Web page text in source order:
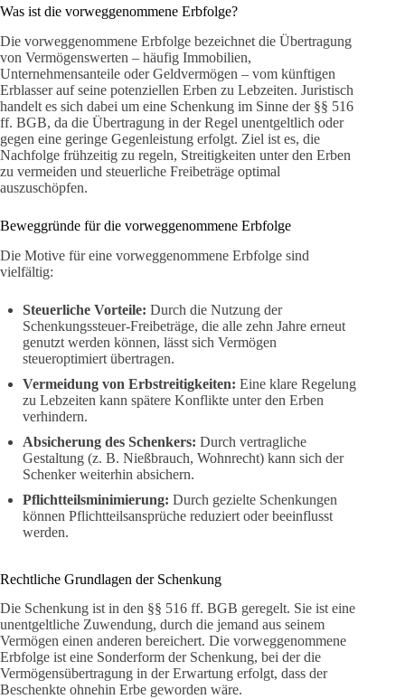
Was ist die vorweggenommene Erbfolge?
Die vorweggenommene Erbfolge bezeichnet die Übertragung
von Vermögenswerten – häufig Immobilien,
Unternehmensanteile oder Geldvermögen – vom künftigen
Erblasser auf seine potenziellen Erben zu Lebzeiten. Juristisch
handelt es sich dabei um eine Schenkung im Sinne der §§ 516
ff. BGB, da die Übertragung in der Regel unentgeltlich oder
gegen eine geringe Gegenleistung erfolgt. Ziel ist es, die
Nachfolge frühzeitig zu regeln, Streitigkeiten unter den Erben
zu vermeiden und steuerliche Freibeträge optimal
auszuschöpfen.
Beweggründe für die vorweggenommene Erbfolge
Die Motive für eine vorweggenommene Erbfolge sind
vielfältig:
Steuerliche Vorteile: Durch die Nutzung der
Schenkungssteuer-Freibeträge, die alle zehn Jahre erneut
genutzt werden können, lässt sich Vermögen
steueroptimiert übertragen.
Vermeidung von Erbstreitigkeiten: Eine klare Regelung
zu Lebzeiten kann spätere Konflikte unter den Erben
verhindern.
Absicherung des Schenkers: Durch vertragliche
Gestaltung (z. B. Nießbrauch, Wohnrecht) kann sich der
Schenker weiterhin absichern.
Pflichtteilsminimierung: Durch gezielte Schenkungen
können Pflichtteilsansprüche reduziert oder beeinflusst
werden.
Rechtliche Grundlagen der Schenkung
Die Schenkung ist in den §§ 516 ff. BGB geregelt. Sie ist eine
unentgeltliche Zuwendung, durch die jemand aus seinem
Vermögen einen anderen bereichert. Die vorweggenommene
Erbfolge ist eine Sonderform der Schenkung, bei der die
Vermögensübertragung in der Erwartung erfolgt, dass der
Beschenkte ohnehin Erbe geworden wäre.